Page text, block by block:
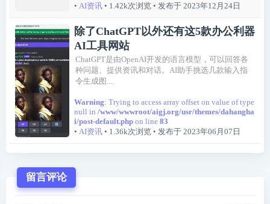
• AI资讯• 1.42k次浏览• 发布于 2023年12月24日
除了ChatGPT以外还有这5款办公利器
AI工具网站
ChatGPT是由OpenAI开发的语言模型，可以回答各
种问题、提供资讯和对话。AI助手挑选几款输入指
令生成图....
Warning: Trying to access array offset on value of type
null in /www/wwwroot/aigj.org/usr/themes/dahangha
i/post-default.phpon line 83
• AI资讯• 1.36k次浏览• 发布于 2023年06月07日
留言评论